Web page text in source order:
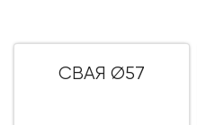
СВАЯ Ø57